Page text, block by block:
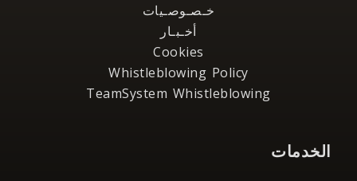
خـصـوصـيات
أخـبـار
Cookies
Whistleblowing Policy
TeamSystem Whistleblowing
الخدمات